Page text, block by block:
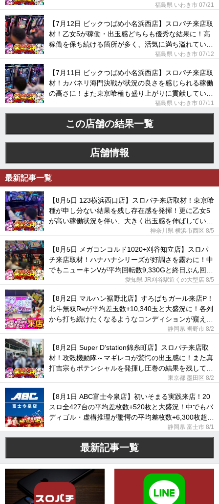
福島県 いわき市 07/21
【7月12日 ビックつばめ小名浜西店】スロパチ来店取
材！乙女5が稼働・出玉感どちらも優秀な結果に！高
稼働を保ち続ける箇所が多く、活気に満ち溢れてい
福島県 いわき市 07/12
【7月11日 ビックつばめ小名浜西店】スロパチ来店取
材！カバネリ海門決戦が状況の良さを感じられる稼働
の高さに！また東京喰種も盛り上がりに貢献してい
福島県 いわき市 07/11
この店舗の結果一覧
店舗情報
最新記事一覧
【8月5日 123横浜西口店】スロパチ来店取材！東京喰
種が申し分ない結果を残し存在感を発揮！更に乙女5
が高い稼働状況を伴い、大きく出玉感を伸ばしてい
神奈川県 横浜市西区 8/5
【8月5日 メガコンコルド1020+刈谷知立店】スロパ
チ来店取材！ハナハナシリーズが好調さを露わに！中
でもニューキンVが平均回転数9,330Gと終日ぶん回さ
愛知県 JR刈谷駅近くの大型店 8/5
【8月2日 マルハン裾野北店】すろぱちガール来店P！
北斗無双Reが平均差玉数+10,340玉と大盛況に！各列
から打ち続けたくなるようなコンディションが窺え
静岡県 裾野市 8/2
【8月2日 Super D’station錦糸町店】スロパチ来店取
材！攻殻機動隊～マギレコが驚愕の出玉感に！また真
打吉宗もポテンシャルを発揮し圧巻の結果を残してい
東京都 墨田区 8/2
【8月1日 ABC富士今泉店】初いそまる実践来店！20
スロ全427台の平均差枚数+520枚と大盛況！中でもバ
ディゴル・虚構推理が驚愕の平均差枚数+6,300枚超え
静岡県 富士市 8/1
最新記事一覧